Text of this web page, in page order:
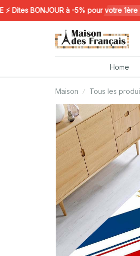
Dites BONJOUR à -5% pour votre 1ère
Home
Maison Tous les